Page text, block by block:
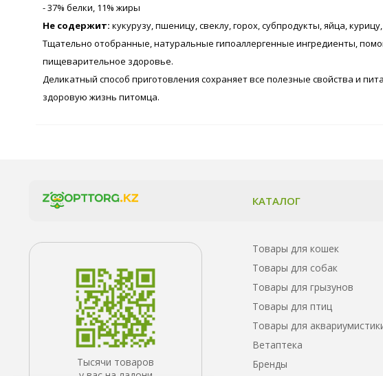
- 37% белки, 11% жиры
Не содержит: кукурузу, пшеницу, свеклу, горох, субпродукты, яйца,
Тщательно отобранные, натуральные гипоаллергенные ингредиенты,
пищеварительное здоровье.
Деликатный способ приготовления сохраняет все полезные свойства и
здоровую жизнь питомца.
Тысячи товаров
КАТАЛОГ
Товары для кошек
Товары для собак
Товары для грызунов
Товары для птиц
Товары для
Ветаптека
Бренды